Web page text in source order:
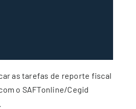
as tarefas de reporte fiscal
o SAFTonline/Cegid